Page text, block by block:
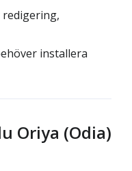
installera
Oriya (Odia)